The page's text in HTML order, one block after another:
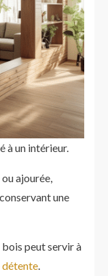
à un intérieur.
ajourée,
une
bois peut servir à
détente.